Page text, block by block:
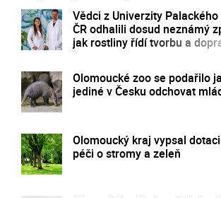
Vědci z Univerzity Palackého
ČR odhalili dosud neznámý
jak rostliny řídí tvorbu a
Olomoucké zoo se podařilo
jediné v Česku odchovat
Olomoucký kraj vypsal
péči o stromy a zeleň